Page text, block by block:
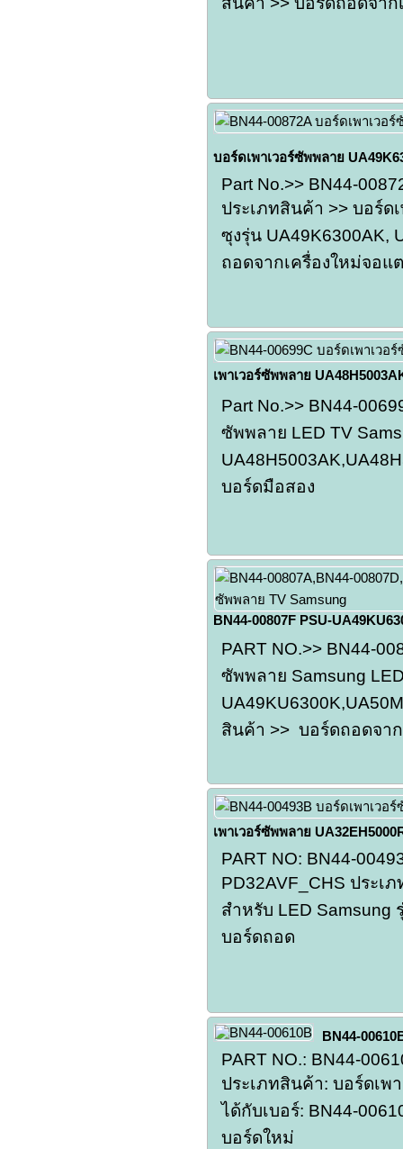
บอร์ดเพาเวอร์ซัพพลาย
Part No.>> BN44-
ประเภทสินค้า >> บอร์
ซุงรุ่น UA49K6300AK,
ถอดจากเครื่องใหม่จอแ
เพาเวอร์ซัพพลาย
Part No.>> BN44-
ซัพพลาย LED TV
บอร์ดมือสอง
BN44-00807F PSU-
PART NO.>> BN44-
ซัพพลาย Samsung
สินค้า >> บอร์ดถอดจา
เพาเวอร์ซัพพลาย
PART NO: BN44-
PD32AVF_CHS ประเ
สำหรับ LED
บอร์ดถอด
BN44-
PART NO.: BN44-
ประเภทสินค้า: บอร์ดเพ
ได้กับเบอร์: BN44-
บอร์ดใหม่